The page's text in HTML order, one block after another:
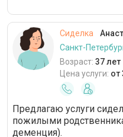
Сиделка
Санкт-
Возраст: 37 лет
Цена услуги: от
Предлагаю услуги
пожилыми
деменция).